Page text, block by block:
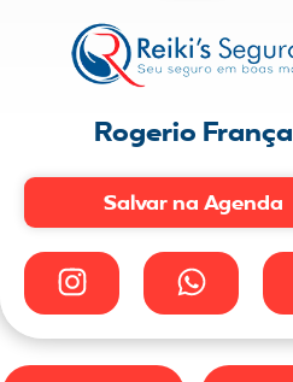
Rogerio França
Salvar na Agenda